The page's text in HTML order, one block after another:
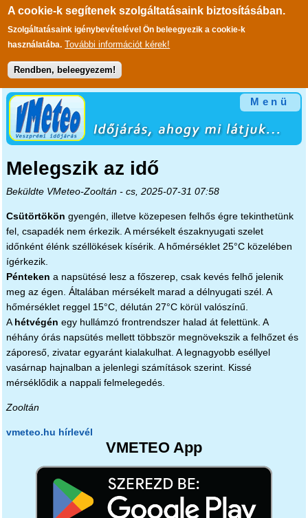
A cookie-k segítenek szolgáltatásaink biztosításában.
Szolgáltatásaink igénybevételével Ön beleegyezik a cookie-k
használatába. További információt kérek!
Rendben, beleegyezem!
Ugrás a tartalomra
Menü
Melegszik az idő
Beküldte VMeteo-Zooltán- cs, 2025-07-31 07:58
Csütörtökön gyengén, illetve közepesen felhős égre tekinthetünk
fel, csapadék nem érkezik. A mérsékelt északnyugati szelet
időnként élénk széllökések kísérik. A hőmérséklet 25°C közelében
ígérkezik.
Pénteken a napsütésé lesz a főszerep, csak kevés felhő jelenik
meg az égen. Általában mérsékelt marad a délnyugati szél. A
hőmérséklet reggel 15°C, délután 27°C körül valószínű.
A hétvégén egy hullámzó frontrendszer halad át felettünk. A
néhány órás napsütés mellett többször megnövekszik a felhőzet és
záporeső, zivatar egyaránt kialakulhat. A legnagyobb eséllyel
vasárnap hajnalban a jelenlegi számítások szerint. Kissé
mérséklődik a nappali felmelegedés.
Zooltán
vmeteo.hu hírlevél
VMETEO App